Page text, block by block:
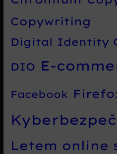
Copywriting
Digital Identity
DIO E-
Facebook
Letem online